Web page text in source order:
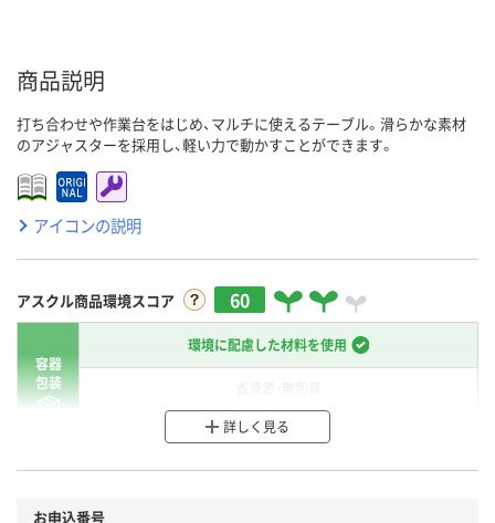
商品説明
打ち合わせや作業台をはじめ、マルチに使えるテーブル。滑らかな素材
のアジャスターを採用し、軽い力で動かすことができます。
アイコンの説明
アスクル商品環境スコア 60
容器
包装
環境に配慮した材料を使用
分別・リサイクルしやすい設計
詳しく見る
お申込番号